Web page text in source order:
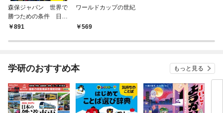
森保ジャパン 世界で
勝つための条件 日本
代表監督論
891
ワールドカップの世紀
569
学研のおすすめ本 もっと見る